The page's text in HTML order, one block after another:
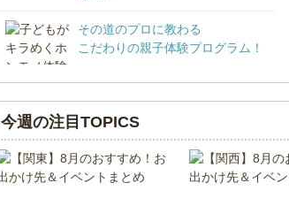
その道のプロに教わる
こだわりの親子体験プログラム！
今週の注目TOPICS